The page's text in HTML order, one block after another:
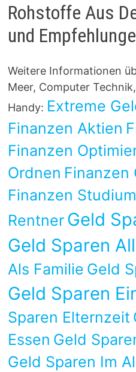
Rohstoffe Aus
und
Weitere Informationen
Meer, Computer
Handy: Extreme
Finanzen Aktien
Finanzen
Ordnen Finanzen
Finanzen Studium
Rentner Geld
Geld Sparen
Als Familie Geld
Geld Sparen
Sparen Elternzeit
Essen Geld
Geld Sparen Im